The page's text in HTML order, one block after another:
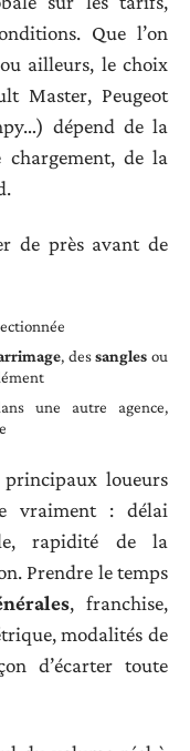
Que l’on
ailleurs, le choix
Master, Peugeot
dépend de la
de la
de près avant de
, dessangles ou
une autre agence,
loueurs
vraiment : délai
rapidité de la
Prendre le temps
, franchise,
modalités de
d’écarter toute